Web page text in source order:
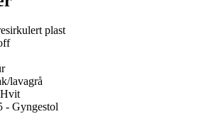
plast
lavagrå
- Gyngestol